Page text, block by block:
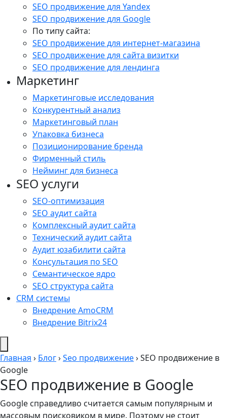
SEO продвижение для Yandex
SEO продвижение для Google
По типу сайта:
SEO продвижение для интернет-магазина
SEO продвижение для сайта визитки
SEO продвижение для лендинга
Маркетинг
Маркетинговые исследования
Конкурентный анализ
Маркетинговый план
Упаковка бизнеса
Позиционирование бренда
Фирменный стиль
Нейминг для бизнеса
SEO услуги
SEO-оптимизация
SEO аудит сайта
Комплексный аудит сайта
Технический аудит сайта
Аудит юзабилити сайта
Консультация по SEO
Семантическое ядро
SEO структура сайта
CRM системы
Внедрение AmoCRM
Внедрение Bitrix24
Главная › Блог›Seo продвижение›SEO продвижение в
Google
SEO продвижение в Google
Google справедливо считается самым популярным и
массовым поисковиком в мире. Поэтому не стоит